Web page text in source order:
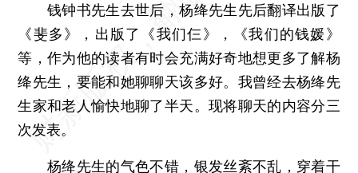
钱钟书先生去世后，杨绛先生先后翻译出版了
《斐多》，出版了《我们仨》，《我们的钱媛》
等，作为他的读者有时会充满好奇地想更多了解杨
绛先生，要能和她聊聊天该多好。我曾经去杨绛先
生家和老人愉快地聊了半天。现将聊天的内容分三
次发表。
杨绛先生的气色不错，银发丝紊不乱，穿着干